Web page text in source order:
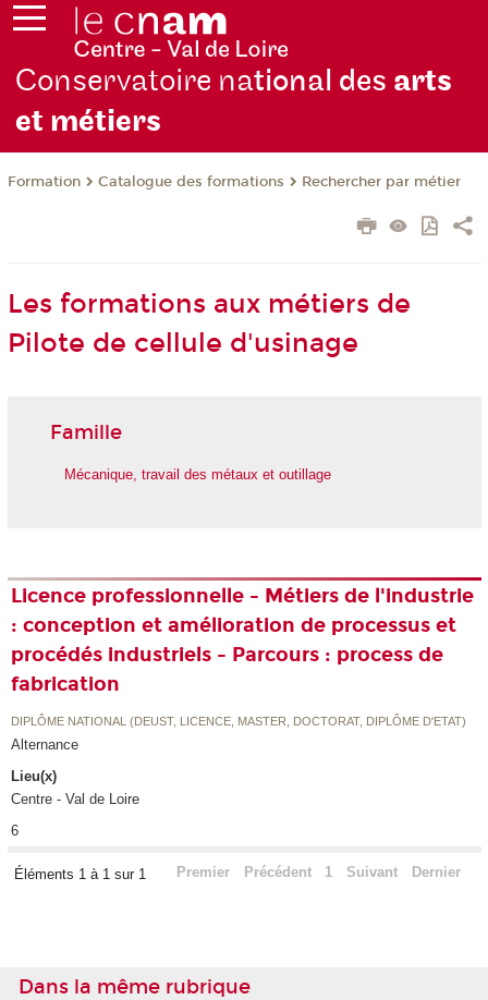
Conservatoire national des arts
et métiers
Formation Catalogue des formations Rechercher par métier
Les formations aux métiers de
Pilote de cellule d'usinage
Famille
Mécanique, travail des métaux et outillage
Licence professionnelle - Métiers de l'industrie
: conception et amélioration de processus et
procédés industriels - Parcours : process de
fabrication
DIPLÔME NATIONAL (DEUST, LICENCE, MASTER, DOCTORAT, DIPLÔME D'ETAT)
Alternance
Lieu(x)
Centre - Val de Loire
6
Éléments 1 à 1 sur 1 Premier Précédent 1 Suivant Dernier
Dans la même rubrique